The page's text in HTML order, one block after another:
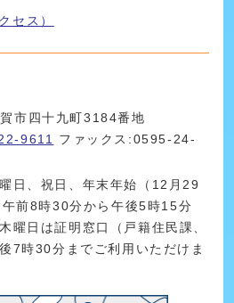
セス）
市四十九町3184番地
9611 ファックス:0595-24-
日、祝日、年末年始（12月29
前8時30分から午後5時15分
曜日は証明窓口（戸籍住民課、
7時30分までご利用いただけま